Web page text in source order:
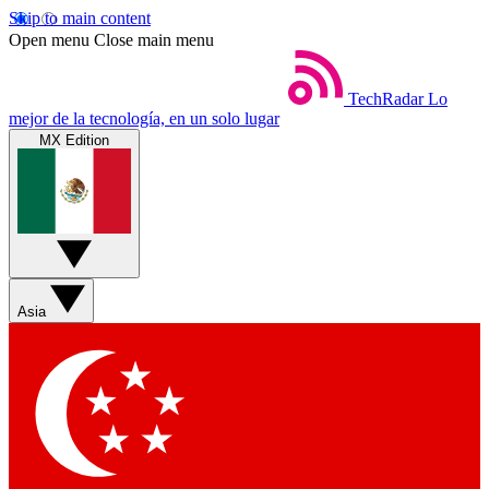
Skip to main content
Open menu Close main menu
TechRadar Lo
mejor de la tecnología, en un solo lugar
MX Edition
Asia